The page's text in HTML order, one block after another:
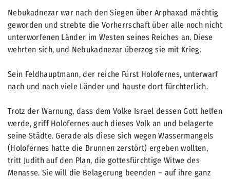
Nebukadnezar war nach den Siegen über Arphaxad mächtig
geworden und strebte die Vorherrschaft über alle noch nicht
unterworfenen Länder im Westen seines Reiches an. Diese
wehrten sich, und Nebukadnezar überzog sie mit Krieg.
Sein Feldhauptmann, der reiche Fürst Holofernes, unterwarf
nach und nach viele Länder und hauste dort fürchterlich.
Trotz der Warnung, dass dem Volke Israel dessen Gott helfen
werde, griff Holofernes auch dieses Volk an und belagerte
seine Städte. Gerade als diese sich wegen Wassermangels
(Holofernes hatte die Brunnen zerstört) ergeben wollten,
tritt Judith auf den Plan, die gottesfürchtige Witwe des
Menasse. Sie will die Belagerung beenden – auf ihre ganz